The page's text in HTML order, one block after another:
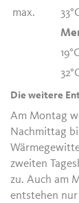
max.
Die weitere
Am Montag
Nachmittag
zweiten
zu. Auch am
entstehen